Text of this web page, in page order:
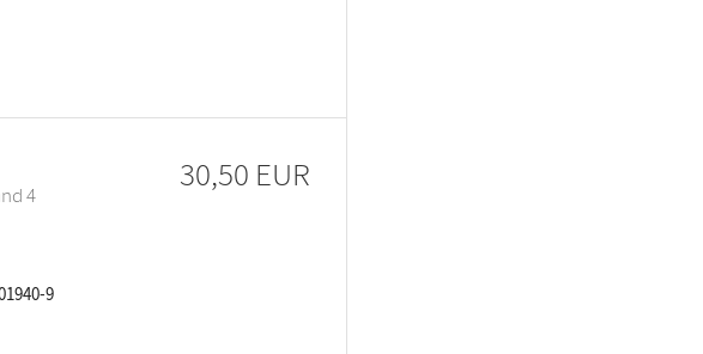
4
9
30,50 EUR